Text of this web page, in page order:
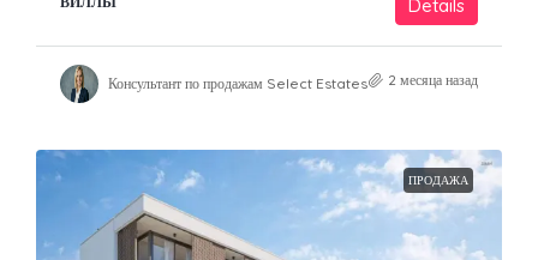
Details
Консультант по продажам Select Estates 2 месяца назад
ПРОДАЖА